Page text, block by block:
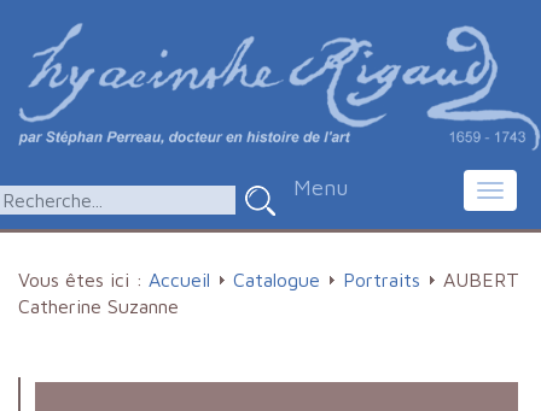
Menu
Vous êtes ici : Accueil Catalogue Portraits
AUBERT
Catherine Suzanne